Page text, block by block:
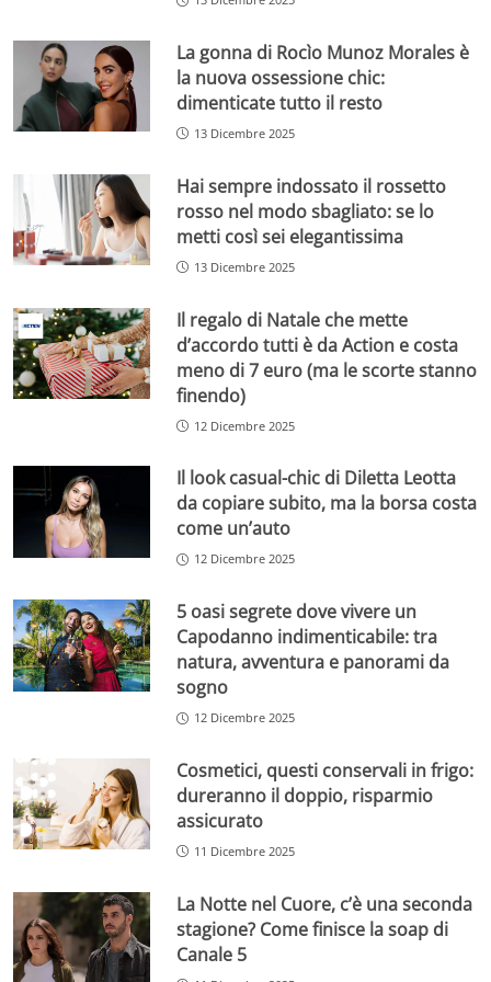
La gonna di Rocìo Munoz Morales è
la nuova ossessione chic:
dimenticate tutto il resto
13 Dicembre 2025
Hai sempre indossato il rossetto
rosso nel modo sbagliato: se lo
metti così sei elegantissima
13 Dicembre 2025
Il regalo di Natale che mette
d’accordo tutti è da Action e costa
meno di 7 euro (ma le scorte stanno
finendo)
12 Dicembre 2025
Il look casual-chic di Diletta Leotta
da copiare subito, ma la borsa costa
come un’auto
12 Dicembre 2025
5 oasi segrete dove vivere un
Capodanno indimenticabile: tra
natura, avventura e panorami da
sogno
12 Dicembre 2025
Cosmetici, questi conservali in frigo:
dureranno il doppio, risparmio
assicurato
11 Dicembre 2025
La Notte nel Cuore, c’è una seconda
stagione? Come finisce la soap di
Canale 5